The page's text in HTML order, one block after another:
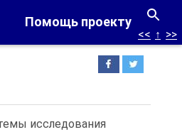
Помощь проекту
<< ↑ >>
исследования